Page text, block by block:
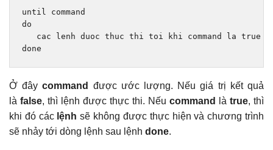
until
do
   cac lenh duoc thuc thi toi khi command la
true
done
Ở đâycommand
được ước lượng. Nếu giá trị kết quả
là false, thì lệnh được thực thi. Nếu command là true, thì
khi đó cáclệnh sẽ không được thực hiện và chương trình
sẽ nhảy tới dòng lệnh sau lệnh done.